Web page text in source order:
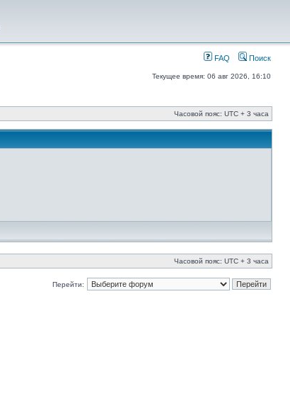
FAQ Поиск
Текущее время: 06 авг 2026, 16:10
Часовой пояс: UTC + 3 часа
Часовой пояс: UTC + 3 часа
Перейти: